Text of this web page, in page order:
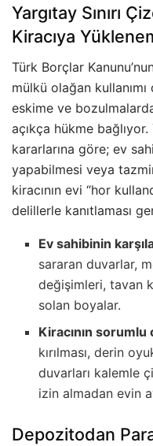
Yargıtay Sınırı
Kiracıya
Türk Borçlar
mülkü olağan
eskime ve
açıkça hükme
kararlarına göre; ev
yapabilmesi veya
kiracının evi “hor
delillerle kanıtlaması
Ev sahibinin
sararan duvarlar,
değişimleri, tavan
solan boyalar.
Kiracının
kırılması, derin
duvarları kalemle
izin almadan evin
Depozitodan